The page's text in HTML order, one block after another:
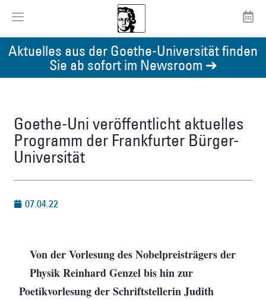
Aktuelles aus der Goethe-Universität finden
Sie ab sofort im Newsroom ➔
Goethe-Uni veröffentlicht aktuelles
Programm der Frankfurter Bürger-
Universität
07.04.22
Von der Vorlesung des Nobelpreisträgers der
Physik Reinhard Genzel bis hin zur
Poetikvorlesung der Schriftstellerin Judith